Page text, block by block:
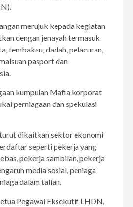
merujuk kepada kegiatan
dengan jenayah termasuk
tembakau, dadah, pelacuran,
pasport dan
kumpulan Mafia korporat
perniagaan dan spekulasi
dikaitkan sektor ekonomi
seperti pekerja yang
pekerja sambilan, pekerja
media sosial, peniaga
dalam talian.
Pegawai Eksekutif LHDN,